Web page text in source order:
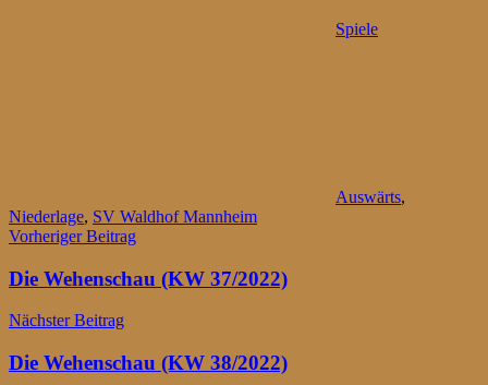
Spiele
Auswärts,
Niederlage, SV Waldhof Mannheim
Beitragsnavigation
Vorheriger Beitrag
Die Wehenschau (KW 37/2022)
Nächster Beitrag
Die Wehenschau (KW 38/2022)